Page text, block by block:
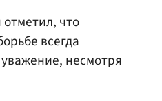
что
всегда
несмотря